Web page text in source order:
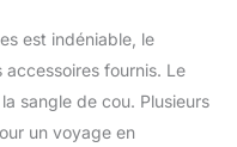
est indéniable, le
fournis. Le
sangle de cou. Plusieurs
un voyage en